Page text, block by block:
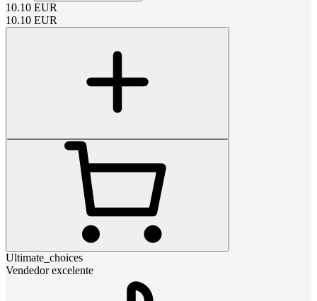
10.10 EUR
10.10 EUR
Ultimate_choices
Vendedor excelente